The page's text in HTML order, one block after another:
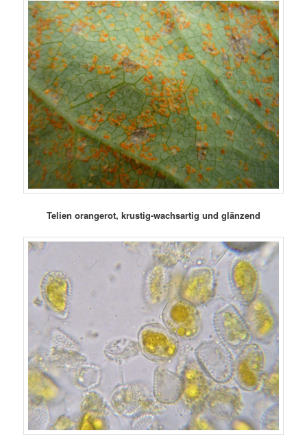
Telien orangerot, krustig-wachsartig und glänzend